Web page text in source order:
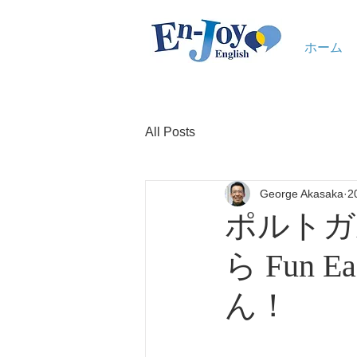
ホーム
All Posts
ポルト
ら Fun
ん！
George Akasaka